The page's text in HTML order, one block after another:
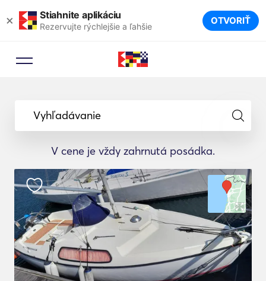
× Stiahnite aplikáciu
Rezervujte rýchlejšie a ľahšie OTVORIŤ
Vyhľadávanie
V cene je vždy zahrnutá posádka.